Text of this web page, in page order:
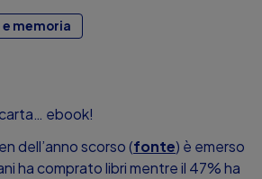
memoria
ebook!
dell’anno scorso (fonte) è emerso
ha comprato libri mentre il 47% ha